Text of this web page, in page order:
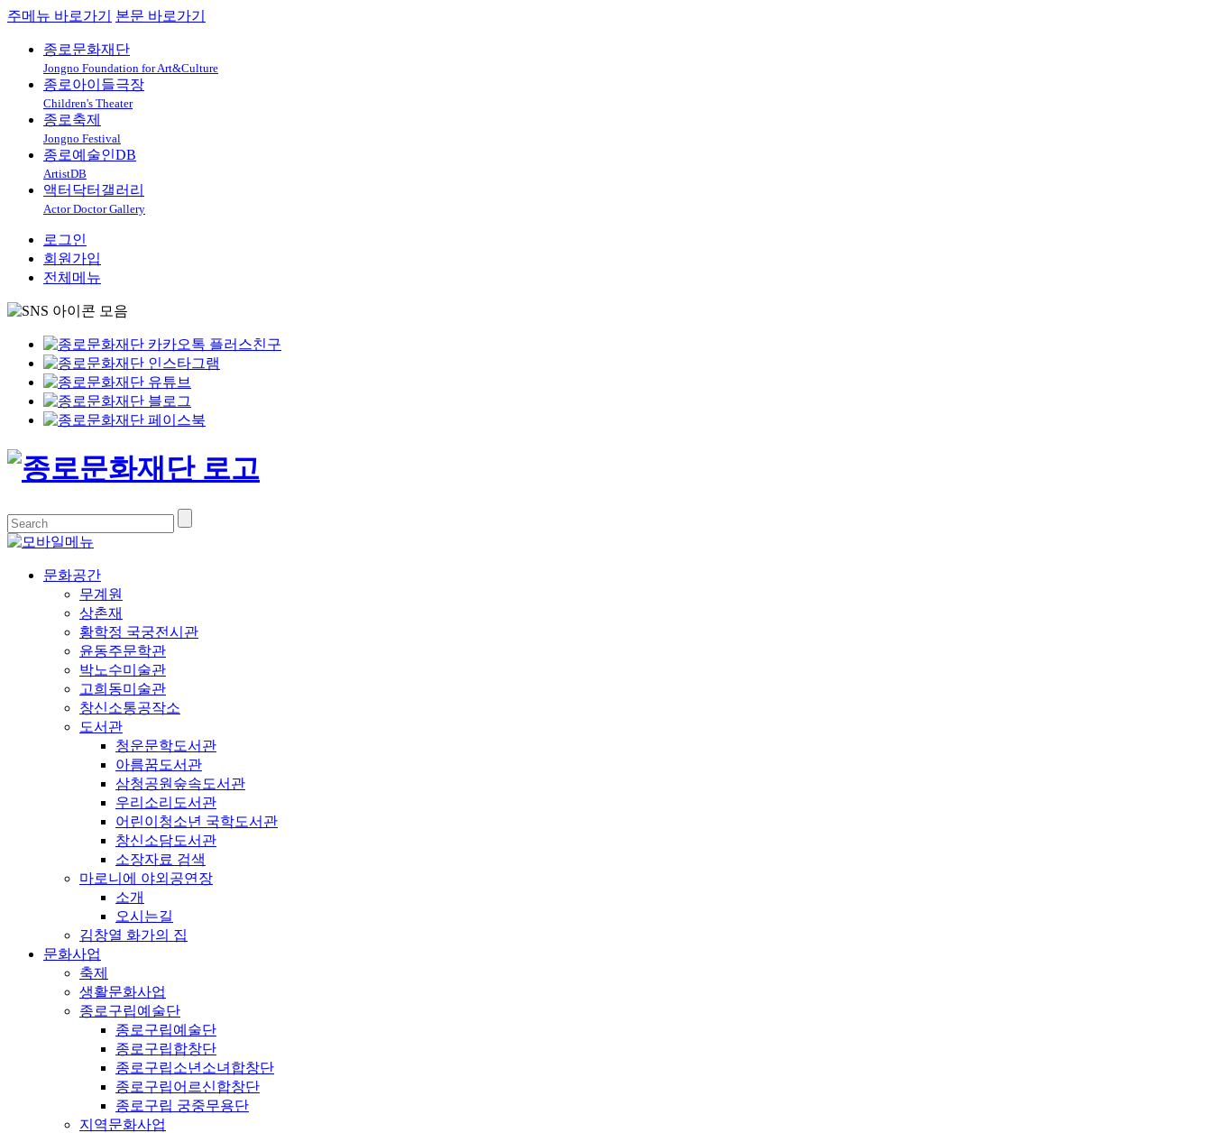
주메뉴 바로가기 본문 바로가기
종로문화재단
Jongno Foundation for Art&Culture
종로아이들극장
Children's Theater
종로축제
Jongno Festival
종로예술인DB
ArtistDB
액터닥터갤러리
Actor Doctor Gallery
로그인
회원가입
전체메뉴
문화공간
무계원
상촌재
황학정 국궁전시관
윤동주문학관
박노수미술관
고희동미술관
창신소통공작소
도서관
청운문학도서관
아름꿈도서관
삼청공원숲속도서관
우리소리도서관
어린이청소년 국학도서관
창신소담도서관
소장자료 검색
마로니에 야외공연장
소개
오시는길
김창열 화가의 집
문화사업
축제
생활문화사업
종로구립예술단
종로구립예술단
종로구립합창단
종로구립소년소녀합창단
종로구립어르신합창단
종로구립 궁중무용단
지역문화사업